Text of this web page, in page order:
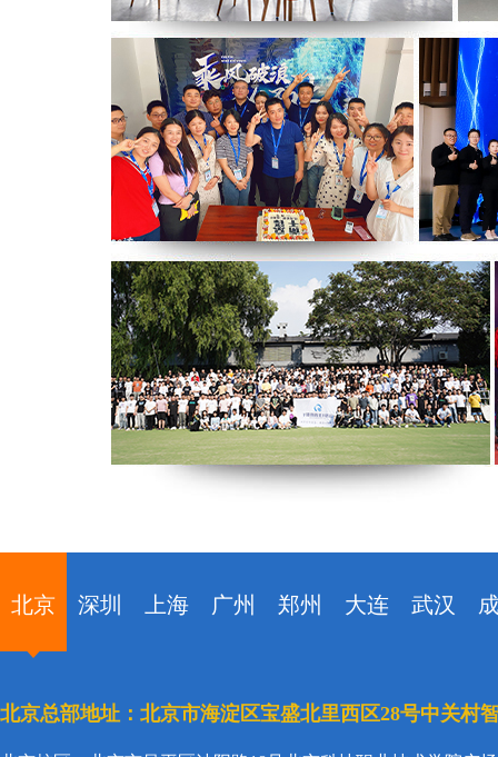
北京 深圳 上海 广州 郑州 大连 武汉
北京总部地址：北京市海淀区宝盛北里西区28号中关村